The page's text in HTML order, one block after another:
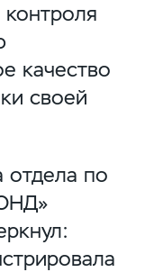
контроля
качество
своей
отдела по